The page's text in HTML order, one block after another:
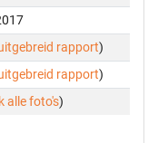
rapport)
rapport)
alle foto's)